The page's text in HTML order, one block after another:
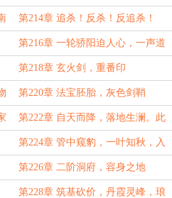
第214章 追杀！反杀！反追杀！
第216章 一轮骄阳迫人心，一声道
友别世间
第218章 玄火剑，重番印
第220章 法宝胚胎，灰色剑鞘
第222章 自天而降，落地生澜。此
城，谓之天澜！
第224章 管中窥豹，一叶知秋，入
城兽车，走马观花
第226章 二阶洞府，容身之地
第228章 筑基砍价，丹霞灵峰，琅